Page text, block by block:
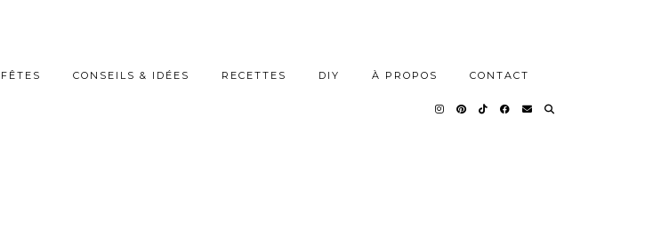
CONSEILS & IDÉES RECETTES DIY À PROPOS CONTACT